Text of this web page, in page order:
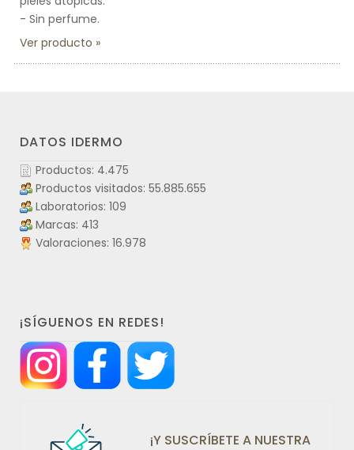
- Sin perfume.
Ver producto
DATOS IDERMO
Productos: 4.475
Productos visitados: 55.885.655
Laboratorios: 109
Marcas: 413
Valoraciones: 16.978
¡SÍGUENOS EN REDES!
¡Y SUSCRÍBETE A NUESTRA